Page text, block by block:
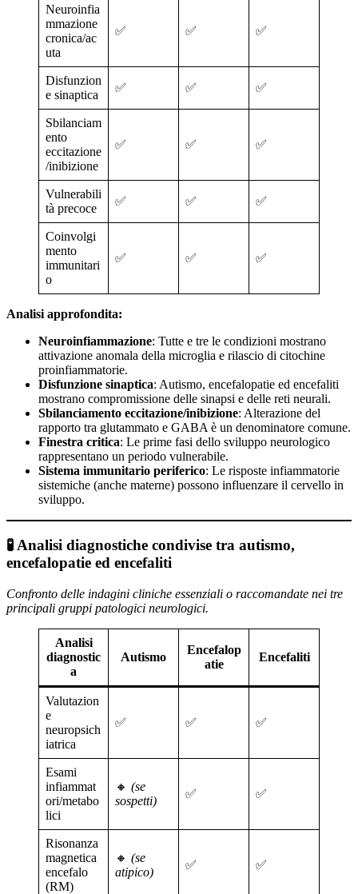
Neuroinfia
mmazione
cronica/ac
uta
✅ ✅ ✅
Disfunzion
e sinaptica
✅ ✅ ✅
Sbilanciam
ento
eccitazione
/inibizione
✅ ✅ ✅
Vulnerabili
tà precoce
✅ ✅ ✅
Coinvolgi
mento
immunitari
o
✅ ✅ ✅
Analisi approfondita:
Neuroinfiammazione: Tutte e tre le condizioni mostrano
attivazione anomala della microglia e rilascio di citochine
proinfiammatorie.
Disfunzione sinaptica: Autismo, encefalopatie ed encefaliti
mostrano compromissione delle sinapsi e delle reti neurali.
Sbilanciamento eccitazione/inibizione: Alterazione del
rapporto tra glutammato e GABA è un denominatore comune.
Finestra critica: Le prime fasi dello sviluppo neurologico
rappresentano un periodo vulnerabile.
Sistema immunitario periferico: Le risposte infiammatorie
sistemiche (anche materne) possono influenzare il cervello in
sviluppo.
🧪 Analisi diagnostiche condivise tra autismo,
encefalopatie ed encefaliti
Confronto delle indagini cliniche essenziali o raccomandate nei tre
principali gruppi patologici neurologici.
Analisi
diagnostic
a
Autismo
Encefalop
atie
Encefaliti
Valutazion
e
neuropsich
iatrica
✅ ✅ ✅
Esami
infiammat
ori/metabo
lici
🔸 (se
sospetti)
✅ ✅
Risonanza
magnetica
encefalo
(RM)
🔸 (se
atipico)
✅ ✅